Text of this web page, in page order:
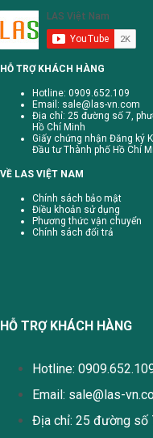
HỖ TRỢ KHÁCH HÀNG
Hotline: 0909.652.109
Email: sale@las-vn.com
Địa chỉ: 25 đường số 7,
Hồ Chí Minh
Giấy chứng nhận Đăng ký
Đầu tư Thành phố Hồ Chí
VỀ LAS VIỆT NAM
Chính sách bảo mật
Điều khoản sử dụng
Phương thức vận chuyển
Chính sách đổi trả
HỖ TRỢ KHÁCH HÀNG
Hotline:
Email: sale@las-
Địa chỉ: 25 đường số